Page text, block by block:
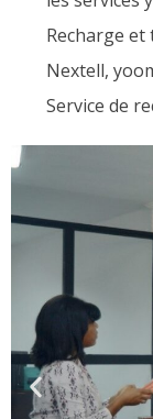
Recharge
Nextell,
Service de